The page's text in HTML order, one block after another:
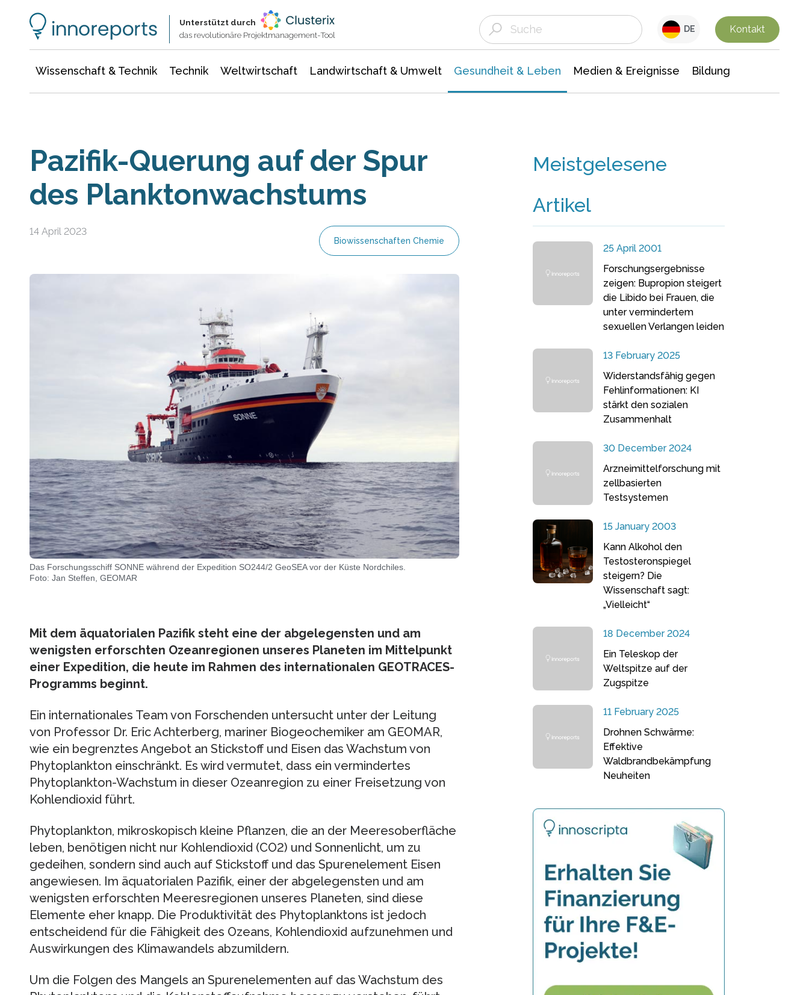
Unterstützt durch
das revolutionäre Projektmanagement-Tool
DE Kontakt
Wissenschaft & Technik Technik Weltwirtschaft Landwirtschaft & Umwelt Gesundheit & Leben Medien & Ereignisse Bildung
Pazifik-Querung auf der Spur
des Planktonwachstums
14 April 2023
Biowissenschaften Chemie
Das Forschungsschiff SONNE während der Expedition SO244/2 GeoSEA vor der Küste Nordchiles.
Foto: Jan Steffen, GEOMAR
Mit dem äquatorialen Pazifik steht eine der abgelegensten und am
wenigsten erforschten Ozeanregionen unseres Planeten im Mittelpunkt
einer Expedition, die heute im Rahmen des internationalen GEOTRACES-
Programms beginnt.
Ein internationales Team von Forschenden untersucht unter der Leitung
von Professor Dr. Eric Achterberg, mariner Biogeochemiker am GEOMAR,
wie ein begrenztes Angebot an Stickstoff und Eisen das Wachstum von
Phytoplankton einschränkt. Es wird vermutet, dass ein vermindertes
Phytoplankton-Wachstum in dieser Ozeanregion zu einer Freisetzung von
Kohlendioxid führt.
Phytoplankton, mikroskopisch kleine Pflanzen, die an der Meeresoberfläche
leben, benötigen nicht nur Kohlendioxid (CO2) und Sonnenlicht, um zu
gedeihen, sondern sind auch auf Stickstoff und das Spurenelement Eisen
angewiesen. Im äquatorialen Pazifik, einer der abgelegensten und am
wenigsten erforschten Meeresregionen unseres Planeten, sind diese
Elemente eher knapp. Die Produktivität des Phytoplanktons ist jedoch
entscheidend für die Fähigkeit des Ozeans, Kohlendioxid aufzunehmen und
Auswirkungen des Klimawandels abzumildern.
Um die Folgen des Mangels an Spurenelementen auf das Wachstum des
Meistgelesene
Artikel
25 April 2001
Forschungsergebnisse
zeigen: Bupropion steigert
die Libido bei Frauen, die
unter vermindertem
sexuellen Verlangen leiden
13 February 2025
Widerstandsfähig gegen
Fehlinformationen: KI
stärkt den sozialen
Zusammenhalt
30 December 2024
Arzneimittelforschung mit
zellbasierten
Testsystemen
15 January 2003
Kann Alkohol den
Testosteronspiegel
steigern? Die
Wissenschaft sagt:
„Vielleicht“
18 December 2024
Ein Teleskop der
Weltspitze auf der
Zugspitze
11 February 2025
Drohnen Schwärme:
Effektive
Waldbrandbekämpfung
Neuheiten